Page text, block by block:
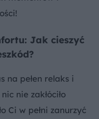
Jak cieszyć
na pełen relaks i
nie zakłóciło
Ci w pełni zanurzyć